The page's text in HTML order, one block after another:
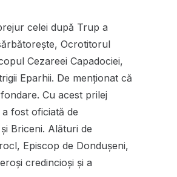
celei după Trup a
Ocrotitorul
Cezareei Capadociei,
Eparhii. De menționat că
Cu acest prilej
fost oficiată de
Briceni. Alături de
Episcop de Dondușeni,
credincioși și a